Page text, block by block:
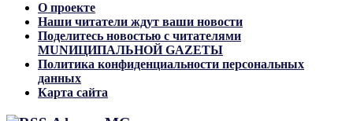
О проекте
Наши читатели ждут ваши новости
Поделитесь новостью с читателями
MUNИЦИПАЛЬНОЙ GAZЕТЫ
Политика конфиденциальности персональных
данных
Карта сайта